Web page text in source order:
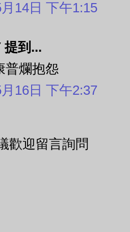
14日 下午1:15
提到...
普爛抱怨
16日 下午2:37
歡迎留言詢問